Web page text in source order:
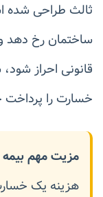
ثالث طراحی شده
ساختمان رخ دهد
قانونی احراز
خسارت را پرداخت
مزیت مهم
هزینه یک